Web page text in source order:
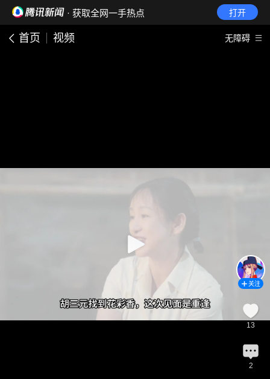
· 获取全网一手热点 打开
首页 视频 无障碍
关注
13
2